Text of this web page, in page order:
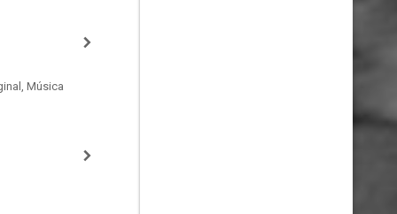
Música